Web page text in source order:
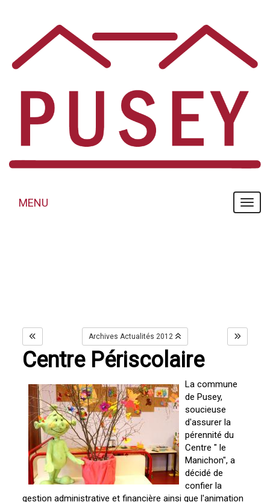
MENU
MENU
Archives Actualités 2012
Centre Périscolaire
La commune
de Pusey,
soucieuse
d'assurer la
pérennité du
Centre " le
Manichon", a
décidé de
confier la
gestion administrative et financière ainsi que l'animation